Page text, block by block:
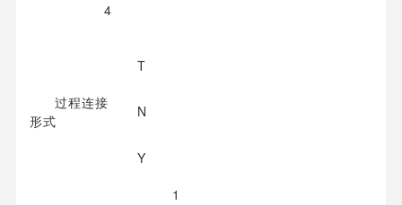
4
过程连接
形式
T
N
Y
1